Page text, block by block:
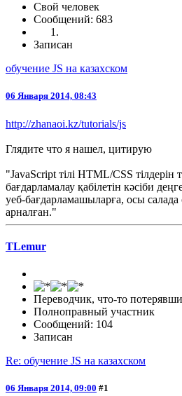
Свой человек
Сообщений: 683
Записан
обучение JS на казахском
06 Января 2014, 08:43
http://zhanaoi.kz/tutorials/js
Глядите что я нашел, цитирую
"JavaScript тілі HTML/CSS тілдерін
бағдарламалау қабілетін кәсіби
уеб-бағдарламашыларға, осы салада
арналған."
TLemur
Переводчик, что-то
Полноправный участник
Сообщений: 104
Записан
Re: обучение JS на казахском
06 Января 2014, 09:00 #1